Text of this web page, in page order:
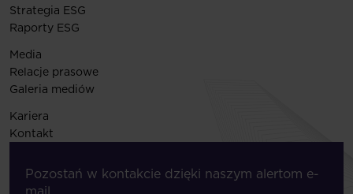
Strategia ESG
Raporty ESG
Media
Relacje prasowe
Galeria mediów
Kariera
Kontakt
Pozostań w kontakcie dzięki naszym alertom e-